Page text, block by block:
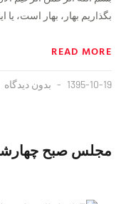
بگذاریم بهار، بهار است، یا
READ MORE
1395-10-19 بدون دیدگاه
مجلس صبح چهارشنبه ١۵-١٠-۹۵